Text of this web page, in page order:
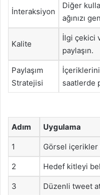
İnteraksiyon
Diğer
ağınızı
Kalite
İlgi çekici
paylaşın.
Paylaşım
Stratejisi
saatlerde
Adım Uygulama
1 Görsel
2 Hedef kitleyi
3 Düzenli tweet